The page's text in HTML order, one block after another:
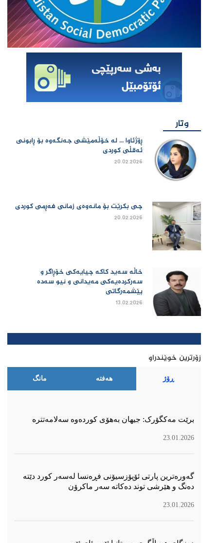
وتار
ڕۆژئاوا ... لە خۆڵەمێشی جەنگەوە بۆ ڕابونی
ئەقڵی کوردی
20.02.2026
چی بكرێت بۆ مانەوەی زمانی فەڕمی كوردی
20.02.2026
خاڵە سەید کاکە چیایەکی خۆڕاگر و
سەرکردەیەکی مەیدانی و نیو سەدە
پێشمەرگاتی
13.02.2026
زۆرترین خوێندراو
ڕۆژ هەفتە مانگ
برێت مەکگۆرک: جیهان بەهۆی کوردەوە سەلامەتترە
23.01.2026
گەورەترین پارتی ئۆپۆزسیۆنی فڕەنسا لەسەر كورد دێتە
دەنگ و هێرشی توند دەكاتە سەر ماكرۆن
23.01.2026